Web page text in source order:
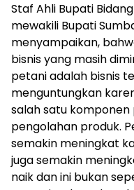
Staf Ahli Bupati
mewakili Bupati
menyampaikan,
bisnis yang masih
petani adalah bisnis
menguntungkan
salah satu
pengolahan produk.
semakin meningkat
juga semakin
naik dan ini bukan